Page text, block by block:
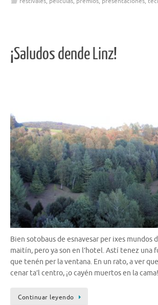
¡Saludos dende Linz!
Bien sotobaus de esnavesar per ixes mundos
maitín, pero ya son en l’hotel. Astí tenez una
que tenén per la ventana. En un rato, a ver
cenar ta’l centro, ¡o cayén muertos en la cama!
Continuar leyendo